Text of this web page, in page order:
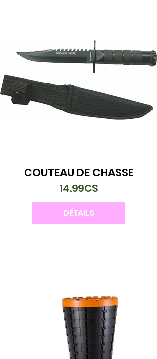
COUTEAU DE CHASSE
14.99C$
DÉTAILS